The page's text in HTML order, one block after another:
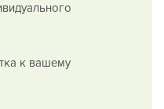
к вашему